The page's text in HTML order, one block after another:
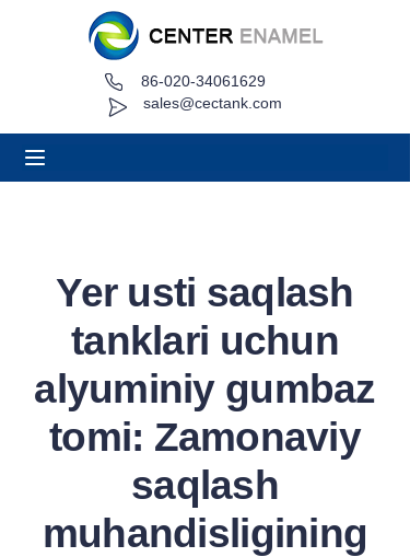
sales@cectank.com
86-020-34061629
Yer usti saqlash
tanklari uchun
alyuminiy gumbaz
tomi: Zamonaviy
saqlash
muhandisligining
Haqida
Iqtibos so'rash
Yangiliklar